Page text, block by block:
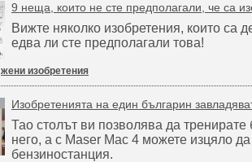
9 неща, които не сте предполагали, че са
Вижте няколко изобретения, които са
едва ли сте предполагали това!
жени изобретения
Изобретенията на един българин
Тао столът ви позволява да тренирате
него, а с Maser Mac 4 можете изцяло
бензиностанция.